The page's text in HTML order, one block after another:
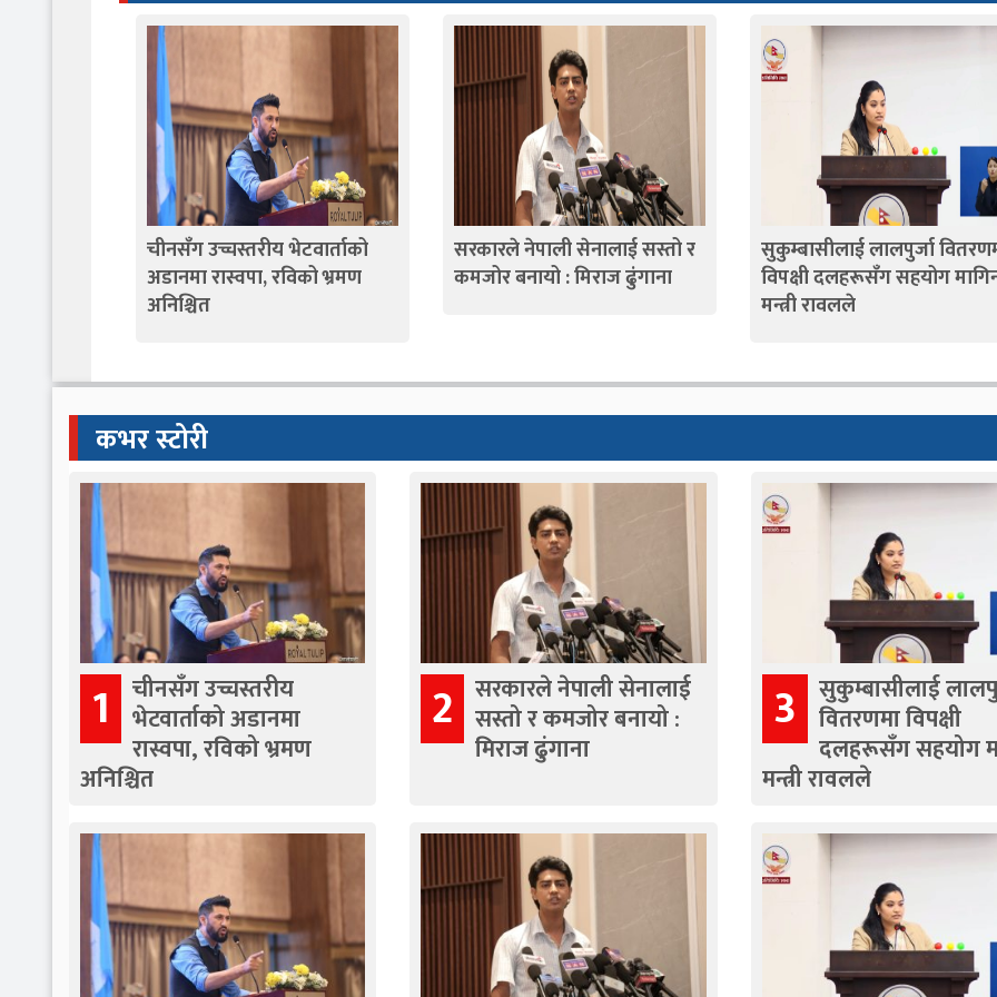
चीनसँग उच्चस्तरीय भेटवार्ताको
अडानमा रास्वपा, रविको भ्रमण
अनिश्चित
सरकारले नेपाली सेनालाई सस्तो र
कमजोर बनायो : मिराज ढुंगाना
सुकुम्बासीलाई लालपुर्जा
विपक्षी दलहरूसँग सहयोग
मन्त्री रावलले
कभर स्टोरी
1 चीनसँग उच्चस्तरीय
भेटवार्ताको अडानमा
रास्वपा, रविको भ्रमण
अनिश्चित
2 सरकारले नेपाली सेनालाई
सस्तो र कमजोर बनायो :
मिराज ढुंगाना
3 सुकुम्बासीलाई
वितरणमा विपक्षी
दलहरूसँग सहयोग
मन्त्री रावलले